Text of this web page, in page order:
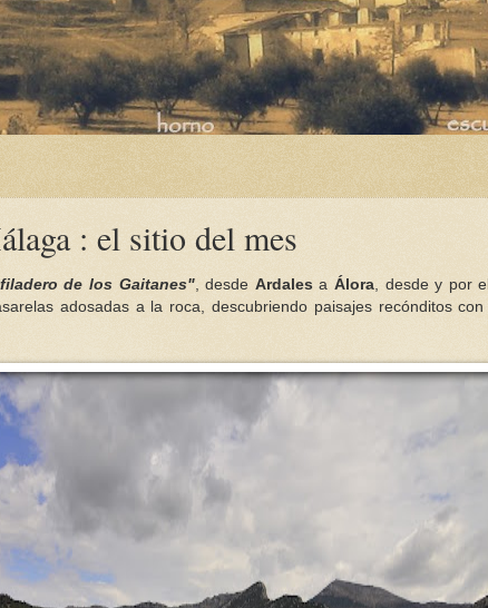
: el sitio del mes
de los Gaitanes", desde Ardales a Álora , desde y por el
adosadas a la roca, descubriendo paisajes recónditos